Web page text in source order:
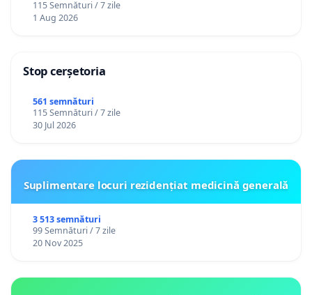
115 Semnături / 7 zile
1 Aug 2026
Stop cerșetoria
561 semnături
115 Semnături / 7 zile
30 Jul 2026
Suplimentare locuri rezidențiat medicină generală
3 513 semnături
99 Semnături / 7 zile
20 Nov 2025